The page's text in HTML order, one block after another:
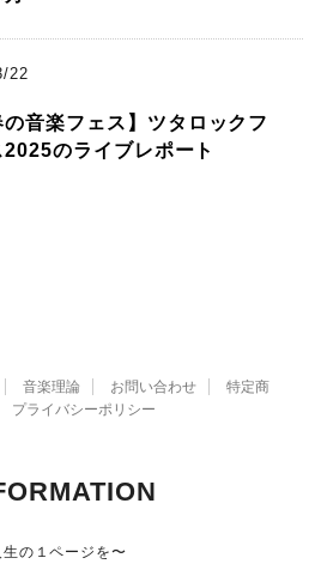
22
の音楽フェス】ツタロックフ
2025のライブレポート
音楽理論 お問い合わせ
特定商
プライバシーポリシー
生の１ページを〜